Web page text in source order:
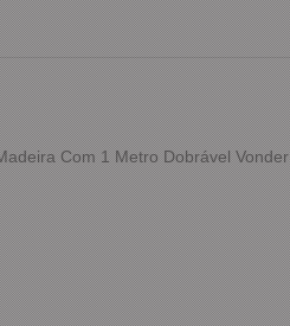
Com 1 Metro Dobrável Vonder